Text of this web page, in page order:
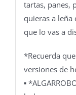
tartas, panes,
quieras a leña
que lo vas a
*Recuerda
versiones de
▪️